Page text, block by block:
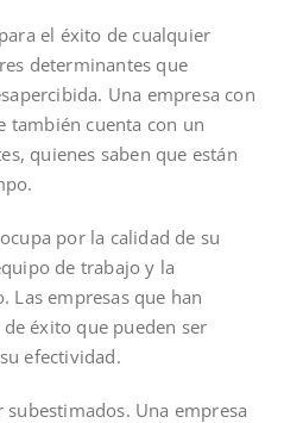
el éxito de cualquier
determinantes que
Una empresa con
también cuenta con un
quienes saben que están
por la calidad de su
de trabajo y la
Las empresas que han
éxito que pueden ser
efectividad.
Una empresa